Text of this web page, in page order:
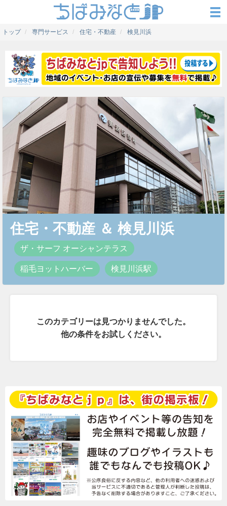
トップ 専門サービス 住宅・不動産 検見川浜
住宅・不動産 ＆ 検見川浜
ザ・サーフ オーシャンテラス
稲毛ヨットハーバー 検見川浜駅
このカテゴリーは見つかりませんでした。
他の条件をお試しください。